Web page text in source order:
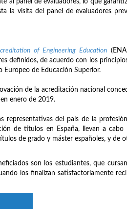
la visita del panel de evaluadores
of Engineering Education
definidos, de acuerdo con los
Europeo de Educación Superior.
de la acreditación nacional
enero de 2019.
representativas del país de la
de títulos en España, llevan a cabo
de grado y máster españoles, y de
son los estudiantes, que
los finalizan satisfactoriamente